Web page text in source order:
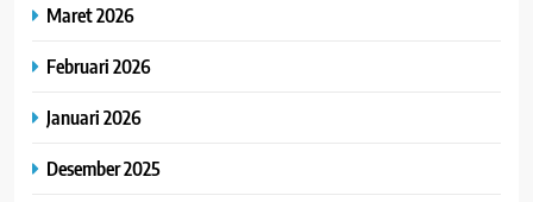
Maret 2026
Februari 2026
Januari 2026
Desember 2025